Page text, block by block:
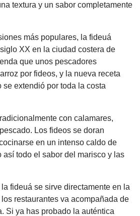
textura y un sabor completamente
más populares, la fideuá
XX en la ciudad costera de
que unos pescadores
por fideos, y la nueva receta
se extendió por toda la costa
con calamares,
Los fideos se doran
en un intenso caldo de
así todo el sabor del marisco y las
fideuá se sirve directamente en la
restaurantes va acompañada de
Si ya has probado la auténtica